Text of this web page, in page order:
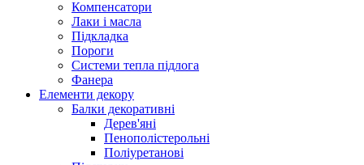
Компенсатори
Лаки і масла
Підкладка
Пороги
Системи тепла підлога
Фанера
Елементи декору
Балки декоративні
Дерев'яні
Пенополістерольні
Поліуретанові